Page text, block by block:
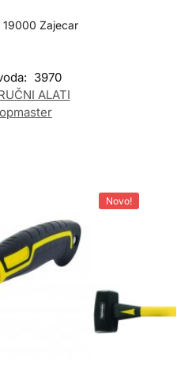
Zajecar
3970
ALATI
Novo!